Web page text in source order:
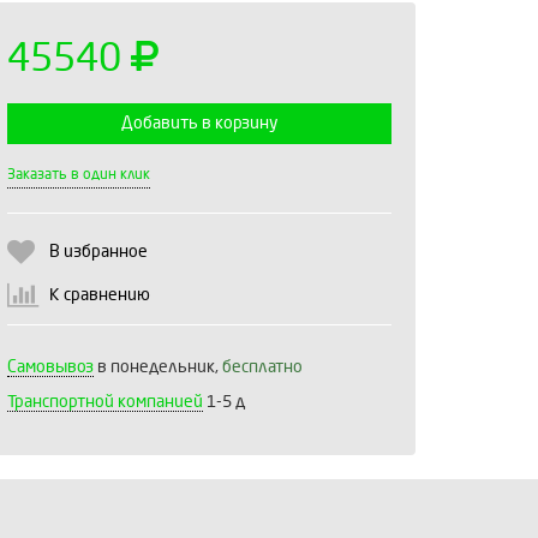
45540
Добавить в корзину
Заказать в один клик
В избранное
К сравнению
Самовывоз в понедельник, бесплатно
Транспортной компанией 1-5 д